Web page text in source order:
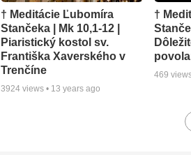
† Meditácie Ľubomíra
Stančeka | Mk 10,1-12 |
Piaristický kostol sv.
Františka Xaverského v
Trenčíne
3924 views • 13 years ago
†
469